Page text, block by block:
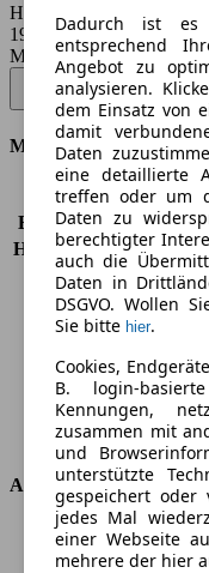
Hubraum
1968 ccm
Modellbezeichnung:
Tiguan 2.0 TDI SCR
Motor & Leistung
KW (PS)
Beschleunigung (0-100
Höchstgeschwindigkeit
Anzahl der Gänge
Drehmoment
Hubraum
Kraftstoff
Zylinder
Getriebe
Antriebsart
Abmessungen
Länge
Höhe
Dadurch ist es
entsprechend
Angebot zu
analysieren.
dem Einsatz von
damit
Daten
eine detaillierte
treffen oder um
Daten zu
berechtigter
auch die
Daten in
DSGVO. Wollen
Sie bitte hier.
Cookies,
B. login-
Kennungen,
zusammen mit
und
unterstützte
gespeichert oder
jedes Mal
einer Webseite
mehrere der hier